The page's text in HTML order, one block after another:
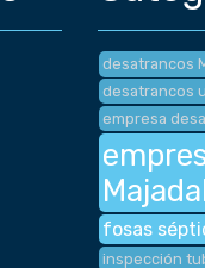
desatrancos
desatrancos
empresa
fosas
inspección